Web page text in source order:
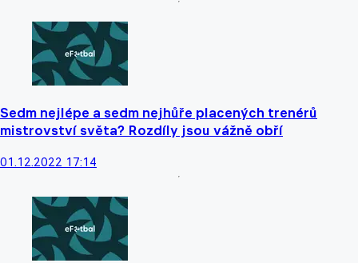
Sedm nejlépe a sedm nejhůře placených trenérů
mistrovství světa? Rozdíly jsou vážně obří
01.12.2022 17:14